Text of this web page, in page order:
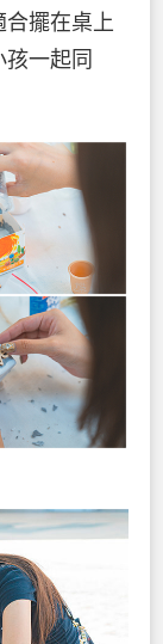
擺在桌上
一起同